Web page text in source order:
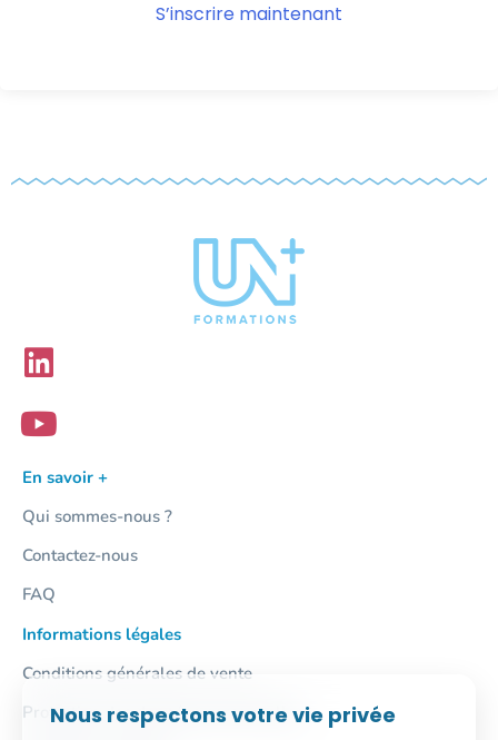
S’inscrire maintenant
En savoir +
Qui sommes-nous ?
Contactez-nous
FAQ
Informations légales
Conditions générales de vente
Protection des données personnelles
Nous respectons votre vie privée